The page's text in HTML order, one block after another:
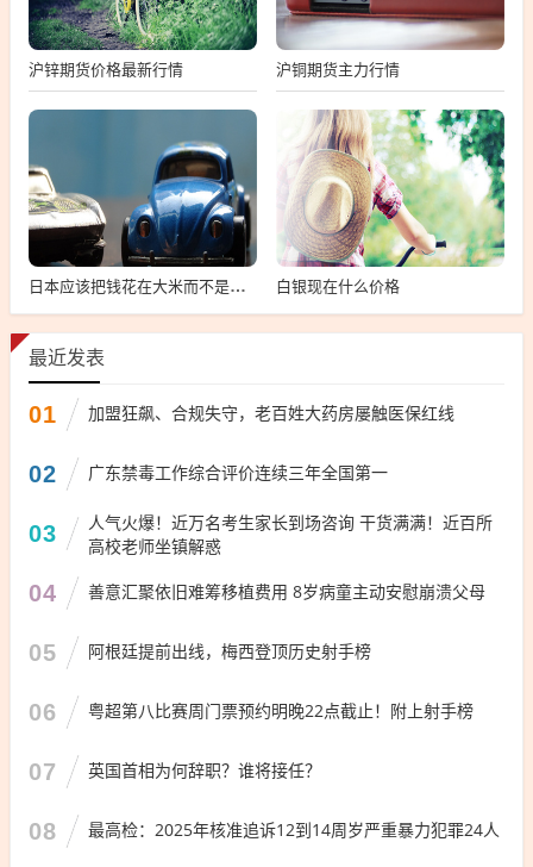
沪锌期货价格最新行情 沪铜期货主力行情
日本应该把钱花在大米而不是导弹上，日本应优先发展经济与民生，远离导弹，聚焦粮食安全 白银现在什么价格
最近发表
01 加盟狂飙、合规失守，老百姓大药房屡触医保红线
02 广东禁毒工作综合评价连续三年全国第一
03
人气火爆！近万名考生家长到场咨询 干货满满！近百所
高校老师坐镇解惑
04 善意汇聚依旧难筹移植费用 8岁病童主动安慰崩溃父母
05 阿根廷提前出线，梅西登顶历史射手榜
06 粤超第八比赛周门票预约明晚22点截止！附上射手榜
07 英国首相为何辞职？谁将接任？
08 最高检：2025年核准追诉12到14周岁严重暴力犯罪24人